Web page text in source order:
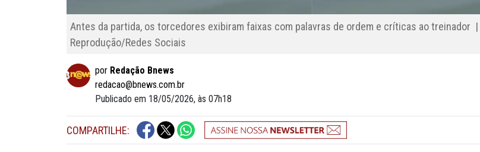
Antes da partida, os torcedores exibiram faixas com palavras de ordem e críticas ao treinador |
Reprodução/Redes Sociais
por Redação Bnews
redacao@bnews.com.br
Publicado em 18/05/2026, às 07h18
COMPARTILHE: